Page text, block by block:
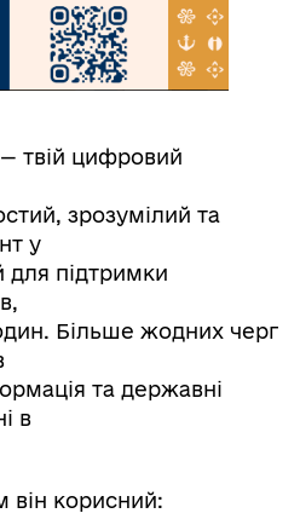
твій цифровий
зрозумілий та
у
для підтримки
Більше жодних черг
та державні
в
він корисний: